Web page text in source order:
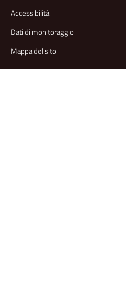
Accessibilità
Dati di monitoraggio
Mappa del sito